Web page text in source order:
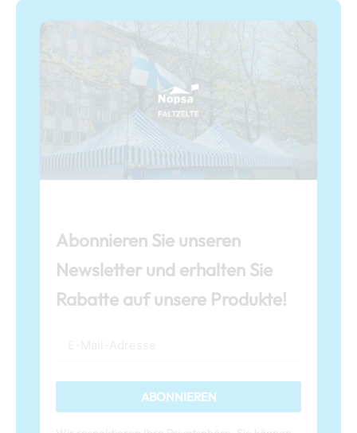
Abonnieren Sie unseren
Newsletter und erhalten Sie
Rabatte auf unsere Produkte!
ABONNIEREN